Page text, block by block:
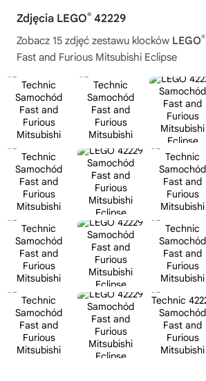
Zdjęcia LEGO® 42229
Zobacz 15 zdjęć zestawu klocków LEGO®
Fast and Furious Mitsubishi Eclipse